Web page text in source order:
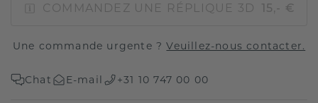
COMMANDEZ UNE RÉPLIQUE 3D 15,- €
Une commande urgente ?Veuillez-nous contacter.
Chat E-mail +31 10 747 00 00